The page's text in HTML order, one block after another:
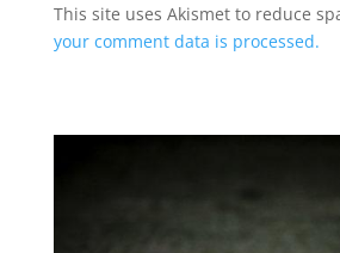
This site uses Akismet to reduce
your comment data is processed.